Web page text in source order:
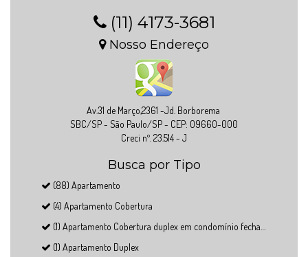
(11) 4173-3681
Nosso Endereço
Av.31 de Março,2361 -Jd. Borborema
SBC/SP - São Paulo/SP - CEP: 09660-000
Creci nº. 23.514 - J
Busca por Tipo
(88) Apartamento
(4) Apartamento Cobertura
(1) Apartamento Cobertura duplex em condomínio fechado
(1) Apartamento Duplex